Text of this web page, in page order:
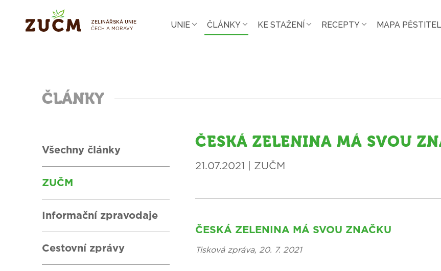
ZELINÁŘSKÁ UNIEUNIE ČLÁNKY KE STAŽENÍ RECEPTY MAPA
ČLÁNKY
Všechny články
ZUČM
Informační zpravodaje
Cestovní zprávy
ČESKÁ ZELENINA MÁ SVOU
21.07.2021 | ZUČM
ČESKÁ ZELENINA MÁ SVOU ZNAČKU
Tisková zpráva, 20. 7. 2021